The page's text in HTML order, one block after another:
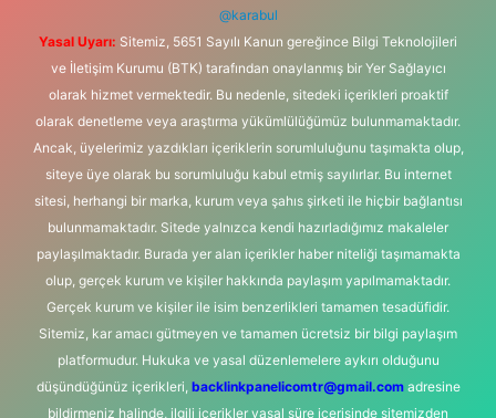
@karabul
Yasal Uyarı: Sitemiz, 5651 Sayılı Kanun gereğince Bilgi Teknolojileri
ve İletişim Kurumu (BTK) tarafından onaylanmış bir Yer Sağlayıcı
olarak hizmet vermektedir. Bu nedenle, sitedeki içerikleri proaktif
olarak denetleme veya araştırma yükümlülüğümüz bulunmamaktadır.
Ancak, üyelerimiz yazdıkları içeriklerin sorumluluğunu taşımakta olup,
siteye üye olarak bu sorumluluğu kabul etmiş sayılırlar. Bu internet
sitesi, herhangi bir marka, kurum veya şahıs şirketi ile hiçbir bağlantısı
bulunmamaktadır. Sitede yalnızca kendi hazırladığımız makaleler
paylaşılmaktadır. Burada yer alan içerikler haber niteliği taşımamakta
olup, gerçek kurum ve kişiler hakkında paylaşım yapılmamaktadır.
Gerçek kurum ve kişiler ile isim benzerlikleri tamamen tesadüfidir.
Sitemiz, kar amacı gütmeyen ve tamamen ücretsiz bir bilgi paylaşım
platformudur. Hukuka ve yasal düzenlemelere aykırı olduğunu
düşündüğünüz içerikleri, backlinkpanelicomtr@gmail.comadresine
bildirmeniz halinde, ilgili içerikler yasal süre içerisinde sitemizden